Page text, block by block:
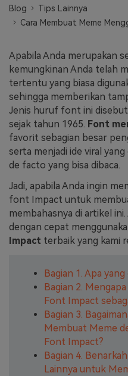
FAQs
Tips & Tutorial AI
Postingan Terbaru
Jelajahi Lebih Banyak >>
Blog
Tips Lainnya
Cara Membuat Meme
Apabila Anda merupakan
kemungkinan Anda telah
tertentu yang biasa
sehingga memberikan
Jenis huruf font ini
sejak tahun 1965. Font
favorit sebagian besar
serta menjadi ide viral
de facto yang bisa dibaca.
Jadi, apabila Anda ingin
font Impact untuk
membahasnya di artikel
dengan cepat
Impact terbaik yang kami
Bagian 1. Apa
Bagian 2.
Font Impact
Bagian 3.
Membuat Meme
Font Impact?
Bagian 4.
Lainnya untuk